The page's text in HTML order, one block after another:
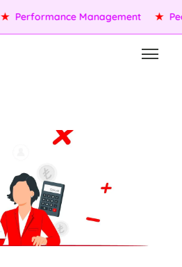
Performance Management ★